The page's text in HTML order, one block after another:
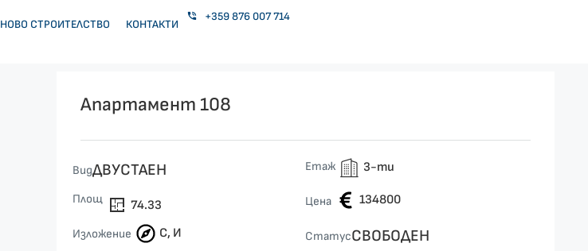
НОВО СТРОИТЕЛСТВО КОНТАКТИ
+359 876 007 714
Апартамент 108
ВидДВУСТАЕН Етаж 3-ти
Площ 74.33 Цена 134800
Изложение С, И СтатусСВОБОДЕН